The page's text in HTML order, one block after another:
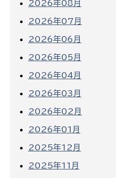
2026年08月
2026年07月
2026年06月
2026年05月
2026年04月
2026年03月
2026年02月
2026年01月
2025年12月
2025年11月